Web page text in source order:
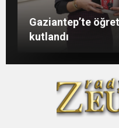
Konukoğlu: Türkiye ekonomisine 11 farklı
sektörde değer katıyoruz
Gaziantep’te
kutlandı
Şahin: